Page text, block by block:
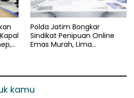
Polda Jatim Bongkar
Sindikat Penipuan Online
Emas Murah, Lima
kamu